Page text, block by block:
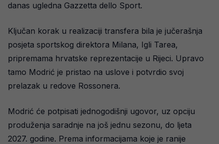
danas ugledna Gazzetta dello Sport.
Ključan korak u realizaciji transfera bila je jučerašnja
posjeta sportskog direktora Milana, Igli Tarea,
pripremama hrvatske reprezentacije u Rijeci. Upravo
tamo Modrić je pristao na uslove i potvrdio svoj
prelazak u redove Rossonera.
Modrić će potpisati jednogodišnji ugovor, uz opciju
produženja saradnje na još jednu sezonu, do ljeta
2027. godine. Prema informacijama koje je ranije